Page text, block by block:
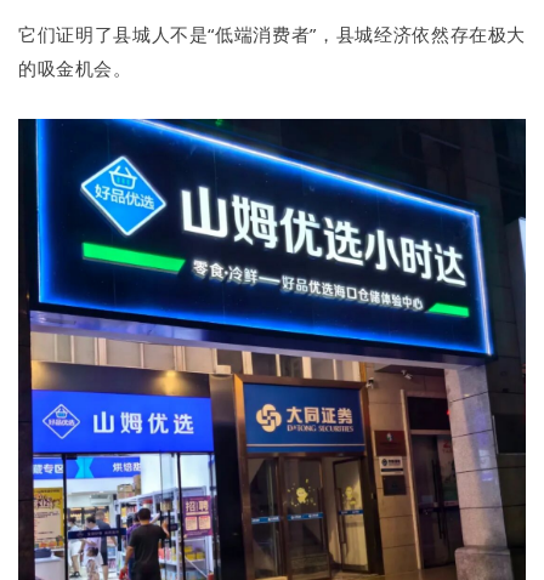
它们证明了县城人不是“低端消费者”，县城经济依然存在极大
的吸金机会。